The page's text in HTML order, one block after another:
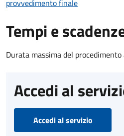
provvedimento finale
Tempi e
Durata massima del
Accedi al
Accedi al servizio